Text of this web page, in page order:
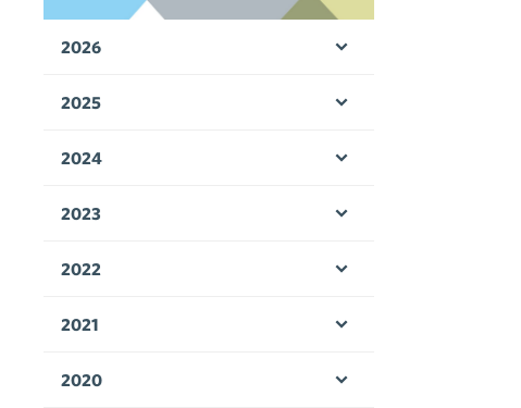
2026
2025
2024
2023
2022
2021
2020